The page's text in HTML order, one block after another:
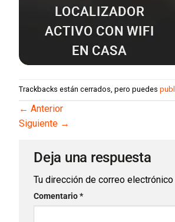
Trackbacks están cerrados, pero puedes
← Anterior
Siguiente →
Deja una respuesta
Tu dirección de correo
Comentario*